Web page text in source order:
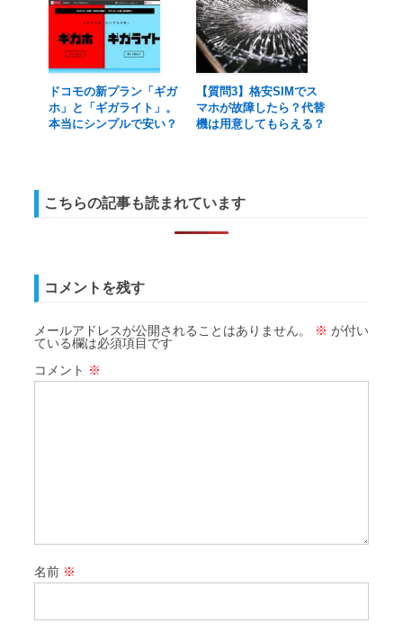
ドコモの新プラン「ギガ
ホ」と「ギガライト」。
本当にシンプルで安い？
【質問3】格安SIMでス
マホが故障したら？代替
機は用意してもらえる？
こちらの記事も読まれています
コメントを残す
メールアドレスが公開されることはありません。 ※ が付い
ている欄は必須項目です
コメント ※
名前 ※